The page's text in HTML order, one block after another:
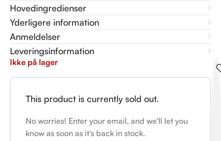
Hovedingredienser
Yderligere information
Anmeldelser
Leveringsinformation
Ikke på lager
This product is currently sold out.
No worries! Enter your email, and we'll let you
know as soon as it's back in stock.